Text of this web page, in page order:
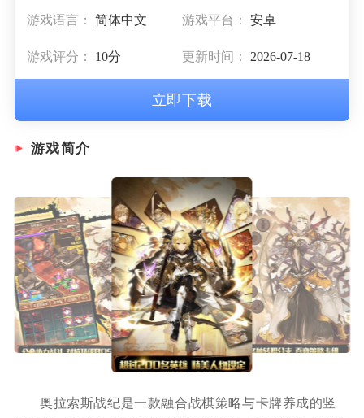
游戏语言： 简体中文 游戏平台： 安卓
游戏评分： 10分 更新时间： 2026-07-18
立即下载
游戏简介
奥拉索斯战纪是一款融合战棋策略与卡牌养成的竖